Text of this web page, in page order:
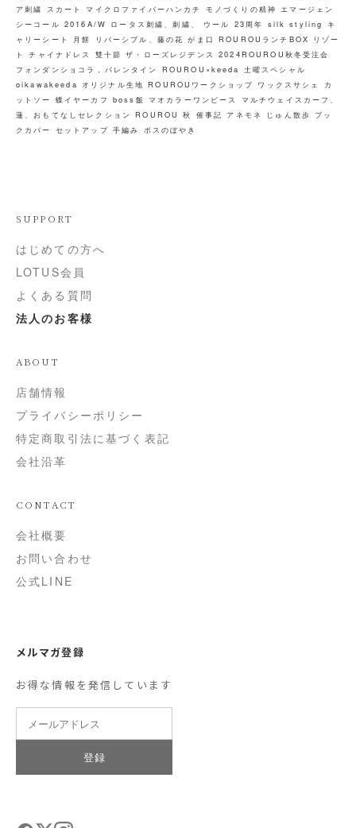
ア刺繍
スカート マイクロファイバーハンカチ モノづくりの精神 エマージェン
シーコール 2016A/W ロータス刺繍、刺繍、 ウール 23周年 silk styling
キ
ャリーシート
月餅 リバーシブル、藤の花 がま口 ROUROUランチBOX
リゾー
ト
チャイナドレス 雙十節 ザ・ローズレジデンス
2024ROUROU秋冬受注会
フォンダンショコラ，バレンタイン
ROUROU×keeda
土曜スペシャル
oikawakeeda オリジナル生地 ROUROUワークショップ ワックスサシェ
カ
ットソー 蝶イヤーカフ boss飯 マオカラーワンピース
マルチウェイスカーフ、
蓮、おもてなしセレクション ROUROU 秋 催事記 アネモネ じゅん散歩 ブッ
クカバー セットアップ 手編み ボスのぼやき
SUPPORT
はじめての方へ
LOTUS会員
よくある質問
法人のお客様
ABOUT
店舗情報
プライバシーポリシー
特定商取引法に基づく表記
会社沿革
CONTACT
会社概要
お問い合わせ
公式LINE
メルマガ登録
お得な情報を発信しています
登録